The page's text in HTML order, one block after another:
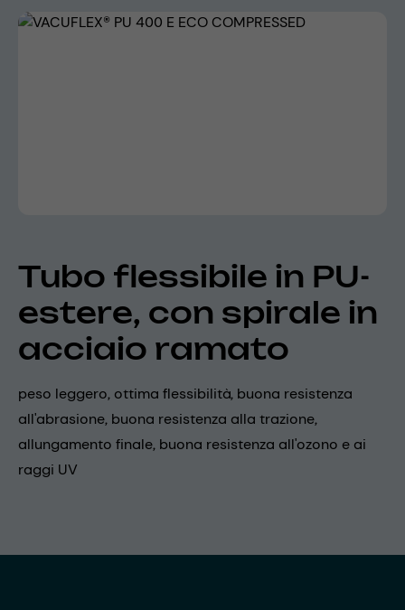
Skip image gallery
Tubo flessibile in PU-
estere, con spirale in
acciaio ramato
peso leggero, ottima flessibilità, buona resistenza
all'abrasione, buona resistenza alla trazione,
allungamento finale, buona resistenza all'ozono e ai
raggi UV